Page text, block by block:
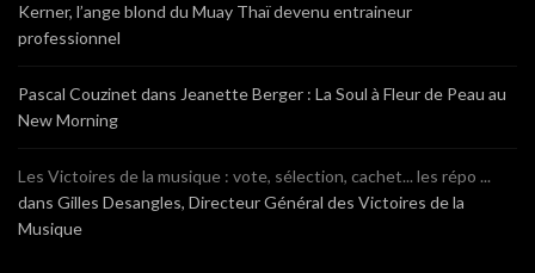
Kerner, l’ange blond du Muay Thaï devenu entraineur
professionnel
Pascal Couzinet dans Jeanette Berger : La Soul à Fleur de Peau au
New Morning
Les Victoires de la musique : vote, sélection, cachet... les répo ...
dans Gilles Desangles, Directeur Général des Victoires de la
Musique